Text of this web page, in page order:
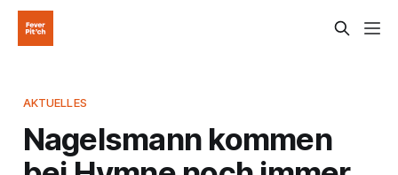
AKTUELLES
Nagelsmann kommen